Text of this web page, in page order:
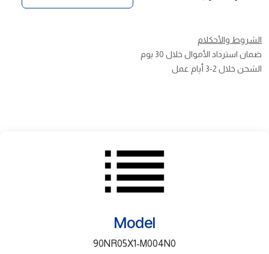
الشروط والأحكلام
ضمان استرداد الأموال خلال 30 يوم
الشحن خلال 2-3 أيام عمل
Model
90NR05X1-M004N0